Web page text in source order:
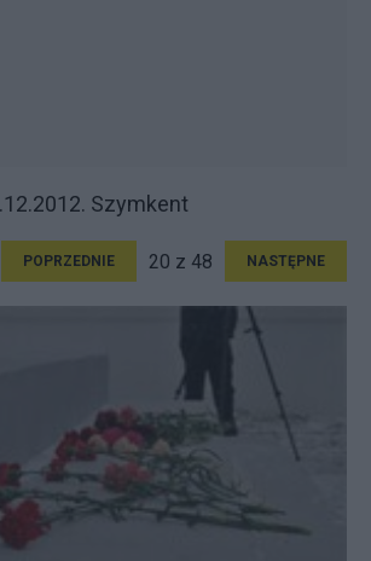
Szymkent
POPRZEDNIE 20 z 48 NASTĘPNE